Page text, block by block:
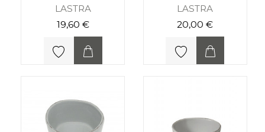
LASTRA
19,60 €
LASTRA
20,00 €